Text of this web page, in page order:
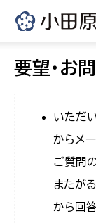
要望・お
いただ
からメ
ご質問
またが
から回